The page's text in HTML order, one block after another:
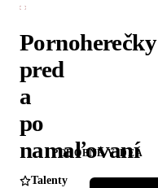
Pornoherečky
pred
a
po
namaľovaní
Talenty
PODOBNÉ VIDEÁ